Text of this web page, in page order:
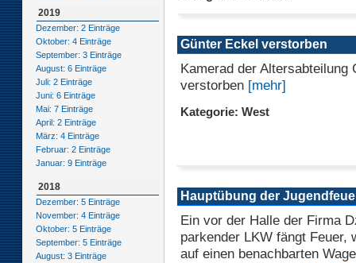
2019
Dezember: 2 Einträge
Oktober: 4 Einträge
September: 3 Einträge
August: 6 Einträge
Juli: 2 Einträge
Juni: 6 Einträge
Mai: 7 Einträge
April: 2 Einträge
März: 4 Einträge
Februar: 2 Einträge
Januar: 9 Einträge
2018
Dezember: 5 Einträge
November: 4 Einträge
Oktober: 5 Einträge
September: 5 Einträge
August: 3 Einträge
Günter Eckel verstorben
Kamerad der Altersabteilung
verstorben [mehr]
Kategorie: West
Hauptübung der
Ein vor der Halle der Firma
parkender LKW fängt Feuer,
auf einen benachbarten